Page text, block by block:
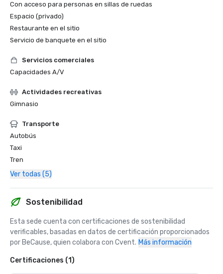
Con acceso para personas en sillas de ruedas
Espacio (privado)
Restaurante en el sitio
Servicio de banquete en el sitio
Servicios comerciales
Capacidades A/V
Actividades recreativas
Gimnasio
Transporte
Autobús
Taxi
Tren
Ver todas (5)
Sostenibilidad
Esta sede cuenta con certificaciones de sostenibilidad
verificables, basadas en datos de certificación proporcionados
por BeCause, quien colabora con Cvent. Más información
Certificaciones (1)